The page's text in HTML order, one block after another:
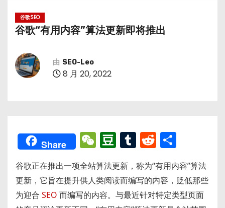
谷歌SEO
谷歌“有用内容”算法更新即将推出
由 SEO-Leo
8 月 20, 2022
Share W
e
C
h
D
o
u
b
T
u
m
bl
R
e
d
di
享
谷歌正在推出一项全站算法更新，称为“有用内容”算法
更新，它旨在提升供人类阅读而编写的内容，贬低那些
为迎合 SEO 而编写的内容。与最近针对特定类型页面